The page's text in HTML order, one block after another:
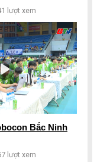
lượt xem
Bắc Ninh
lượt xem